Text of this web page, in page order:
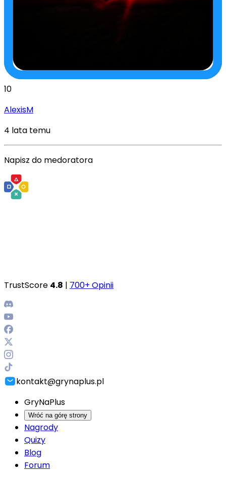
10
AlexisM
4 lata temu
Napisz do medoratora
TrustScore 4.8 | 700+ Opinii
kontakt@grynaplus.pl
GryNaPlus
Wróć na górę strony
Nagrody
Quizy
Blog
Forum